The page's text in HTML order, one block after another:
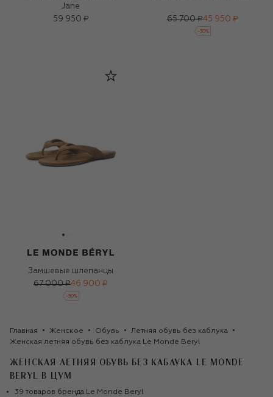
Jane
59 950 ₽
65 700 ₽45 950 ₽
-30%
Замшевые шлепанцы
67 000 ₽46 900 ₽
-30%
Главная Женское Обувь
Летняя обувь без каблука
Женская летняя обувь без каблука Le Monde Beryl
ЖЕНСКАЯ ЛЕТНЯЯ ОБУВЬ БЕЗ КАБЛУКА LE MONDE
BERYL
В ЦУМ
39 товаров бренда Le Monde Beryl